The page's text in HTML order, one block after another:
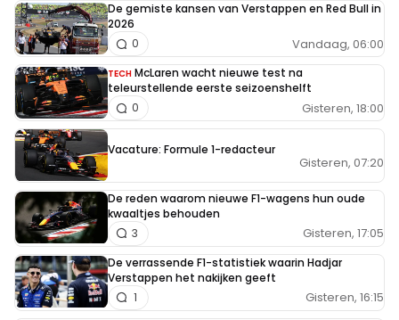
De gemiste kansen van Verstappen en Red Bull in
2026
Vandaag, 06:00
0
TECH McLaren wacht nieuwe test na
teleurstellende eerste seizoenshelft
Gisteren, 18:00
0
Vacature: Formule 1-redacteur
Gisteren, 07:20
De reden waarom nieuwe F1-wagens hun oude
kwaaltjes behouden
Gisteren, 17:05
3
De verrassende F1-statistiek waarin Hadjar
Verstappen het nakijken geeft
Gisteren, 16:15
1